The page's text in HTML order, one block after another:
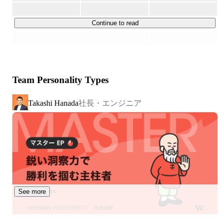
しています。
ナー・マーケター)の比率は 5 : 5 です。
サービス自体はリリースしてから10年ほど経過してお
り、事業拡大により2021年4月に会社を設立しました！
Continue to read
Team Personality Types
Takashi Hanada社長・エンジニア
See more